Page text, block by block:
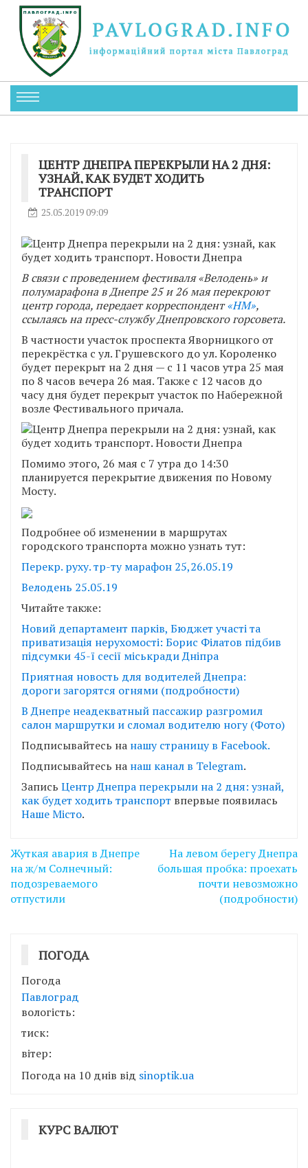
ЦЕНТР ДНЕПРА ПЕРЕКРЫЛИ НА 2 ДНЯ:
УЗНАЙ, КАК БУДЕТ ХОДИТЬ
ТРАНСПОРТ
25.05.2019 09:09
Всвязи с проведением фестиваля «Велодень» и
полумарафона в Днепре 25 и 26 мая перекроют
центр города, передает корреспондент«НМ»,
ссылаясь на пресс-службу Днепровского горсовета.
В частности участок проспекта Яворницкого от
перекрёстка с ул. Грушевского до ул. Короленко
будет перекрыт на 2 дня — с 11 часов утра 25 мая
по 8 часов вечера 26 мая. Также с 12 часов до
часу дня будет перекрыт участок по Набережной
возле Фестивального причала.
Помимо этого, 26 мая с 7 утра до 14:30
планируется перекрытие движения по Новому
Мосту.
Подробнее об изменении в маршрутах
городского транспорта можно узнать тут:
Перекр. руху. тр-ту марафон 25,26.05.19
Велодень 25.05.19
Читайте также:
Новий департамент парків, Бюджет участі та
приватизація нерухомості: Борис Філатов підбив
підсумки 45-ї сесії міськради Дніпра
Приятная новость для водителей Днепра:
дороги загорятся огнями (подробности)
В Днепре неадекватный пассажир разгромил
салон маршрутки и сломал водителю ногу (Фото)
Подписывайтесь на нашу страницу в Facebook.
Подписывайтесь на наш канал в Telegram.
Запись Центр Днепра перекрыли на 2 дня: узнай,
как будет ходить транспорт впервые появилась
Наше Місто.
Навігація
записів
Жуткая авария в Днепре
на ж/м Солнечный:
подозреваемого
отпустили
На левом берегу Днепра
большая пробка: проехать
почти невозможно
(подробности)
ПОГОДА
Погода
Павлоград
вологість:
тиск:
вітер:
Погода на 10 днів від sinoptik.ua
КУРС ВАЛЮТ